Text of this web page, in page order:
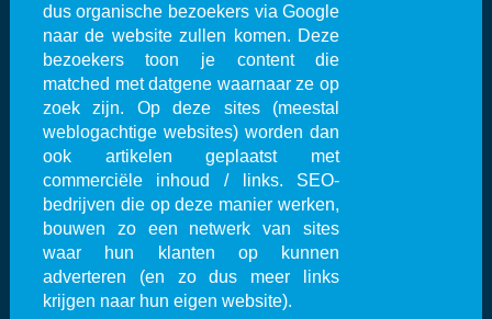
dus organische bezoekers via Google
naar de website zullen komen. Deze
bezoekers toon je content die
matched met datgene waarnaar ze op
zoek zijn. Op deze sites (meestal
weblogachtige websites) worden dan
ook artikelen geplaatst met
commerciële inhoud / links. SEO-
bedrijven die op deze manier werken,
bouwen zo een netwerk van sites
waar hun klanten op kunnen
adverteren (en zo dus meer links
krijgen naar hun eigen website).